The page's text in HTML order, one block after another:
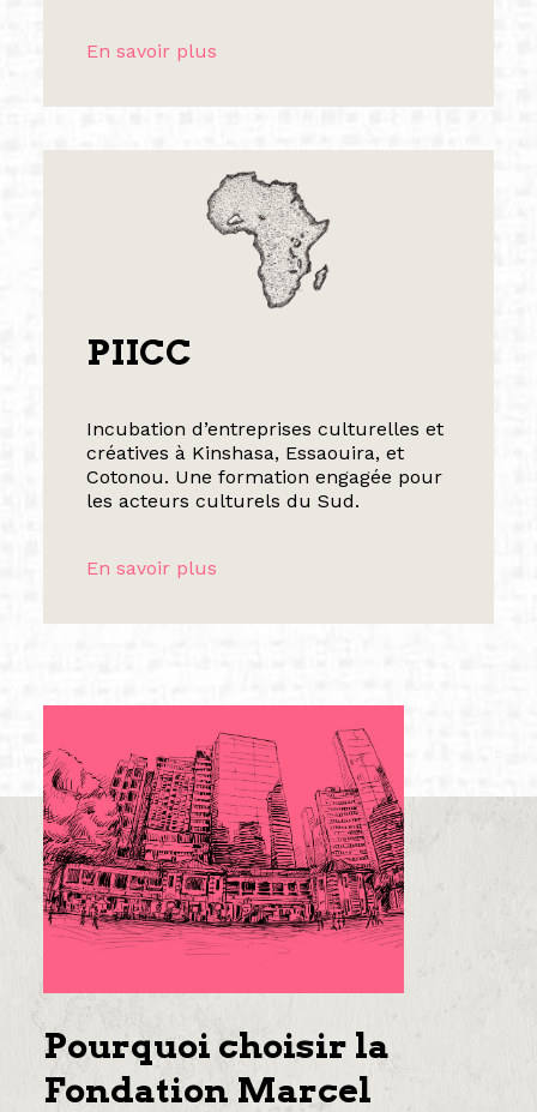
En savoir plus
PIICC
Incubation d’entreprises culturelles et
créatives à Kinshasa, Essaouira, et
Cotonou. Une formation engagée pour
les acteurs culturels du Sud.
En savoir plus
Pourquoi choisir la
Fondation Marcel